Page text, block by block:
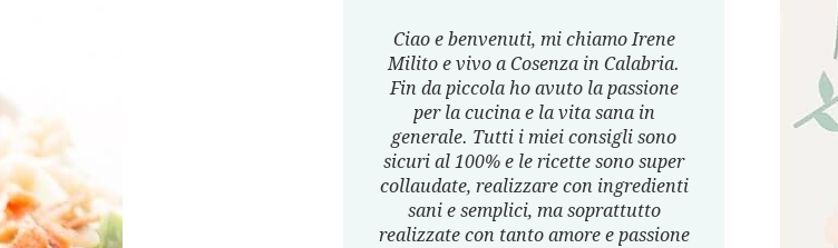
Ciao e benvenuti, mi chiamo Irene
Milito e vivo a Cosenza in Calabria.
Fin da piccola ho avuto la passione
per la cucina e la vita sana in
generale. Tutti i miei consigli sono
sicuri al 100% e le ricette sono super
collaudate, realizzare con ingredienti
sani e semplici, ma soprattutto
realizzate con tanto amore e passione